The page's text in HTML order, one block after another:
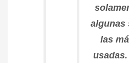
algunas
las
usadas.